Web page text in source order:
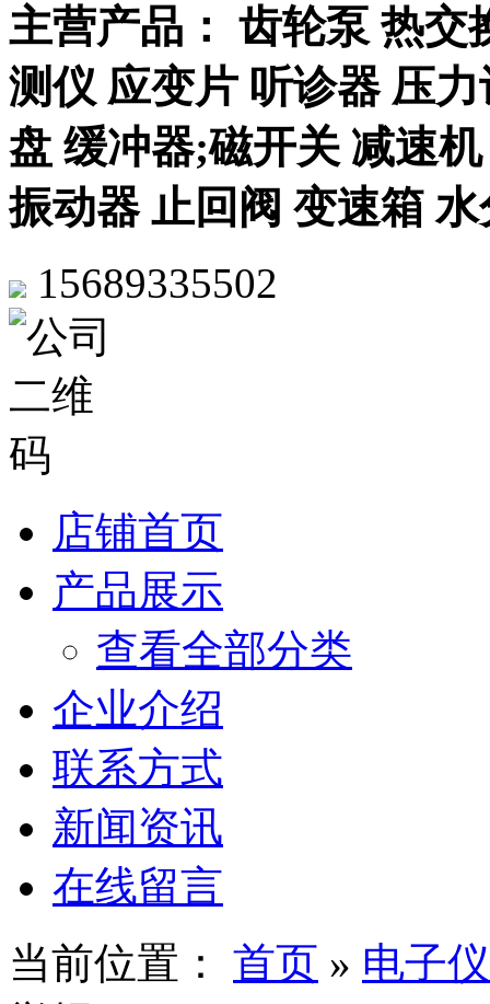
主营产品： 齿轮泵 热交
测仪 应变片 听诊器 压
盘 缓冲器;磁开关 减速
振动器 止回阀 变速箱
15689335502
店铺首页
产品展示
查看全部分类
企业介绍
联系方式
新闻资讯
在线留言
当前位置： 首页 » 电子